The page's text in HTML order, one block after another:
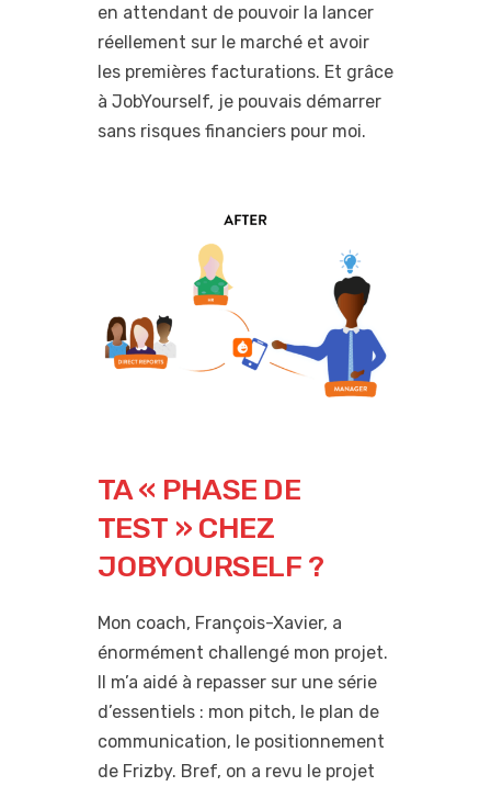
en attendant de pouvoir la lancer
réellement sur le marché et avoir
les premières facturations. Et grâce
à JobYourself, je pouvais démarrer
sans risques financiers pour moi.
TA « PHASE DE
TEST » CHEZ
JOBYOURSELF ?
Mon coach, François-Xavier, a
énormément challengé mon projet.
Il m’a aidé à repasser sur une série
d’essentiels : mon pitch, le plan de
communication, le positionnement
de Frizby. Bref, on a revu le projet